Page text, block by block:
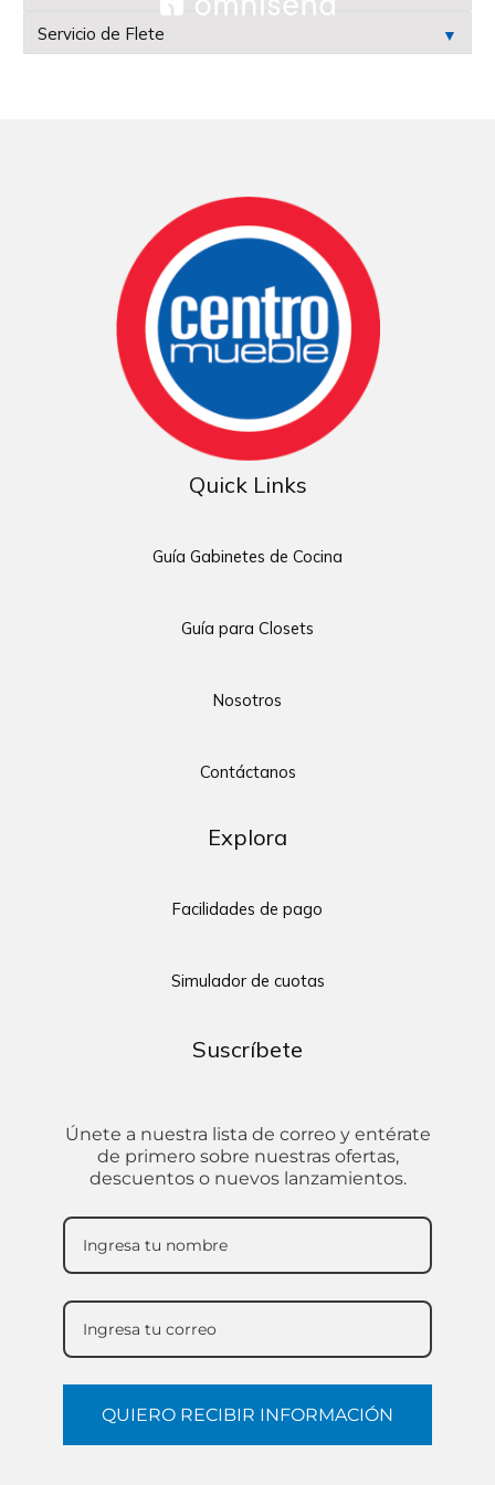
Servicio de Flete ▼
Quick Links
Guía Gabinetes de Cocina
Guía para Closets
Nosotros
Contáctanos
Explora
Facilidades de pago
Simulador de cuotas
Suscríbete
Únete a nuestra lista de correo y entérate
de primero sobre nuestras ofertas,
descuentos o nuevos lanzamientos.
QUIERO RECIBIR INFORMACIÓN